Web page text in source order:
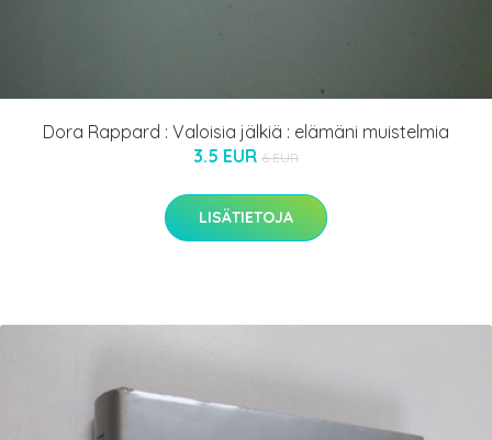
Dora Rappard : Valoisia jälkiä : elämäni muistelmia
3.5 EUR 6 EUR
LISÄTIETOJA